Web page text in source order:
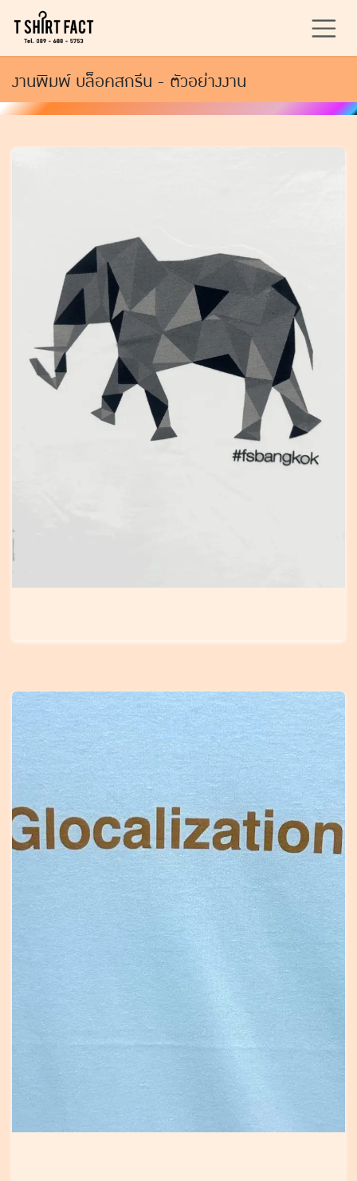
Skip to Content
งานพิมพ์ บล็อคสกรีน - ตัวอย่างงาน